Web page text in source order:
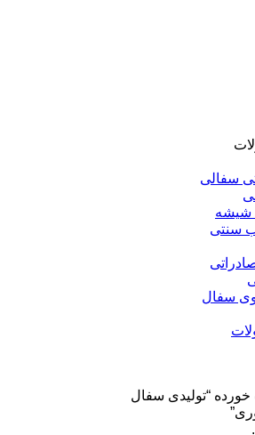
سفالی
شیشه
سنتی
سفال
“تولیدی سفال